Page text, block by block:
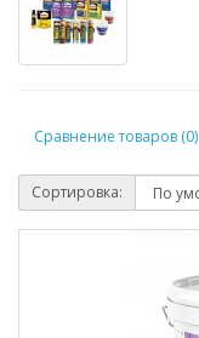
Сравнение товаров (0)
Сортировка: